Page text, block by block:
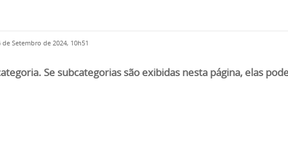
Setembro de 2024, 10h51
Se subcategorias são exibidas nesta página, elas